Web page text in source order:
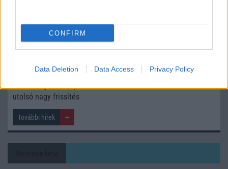
CONFIRM
Data Deletion Data Access Privacy Policy
Nem biztos, hogy érdemes kivárni az iPhone 18 Prot
A Galaxy S25 is megkaphatja a Galaxy S26 egyik legjobb
kamerás funkcióját
Élőképeken a Dark Cherry színű iPhone 18 Pro Max!
Itt a vég a Galaxy S23 széria számára: a One UI 9 lehet az
utolsó nagy frissítés
További hírek